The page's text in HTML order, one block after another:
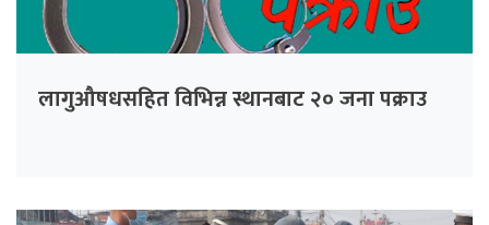
लागुऔषधसहित विभिन्न स्थानबाट २० जना पक्राउ